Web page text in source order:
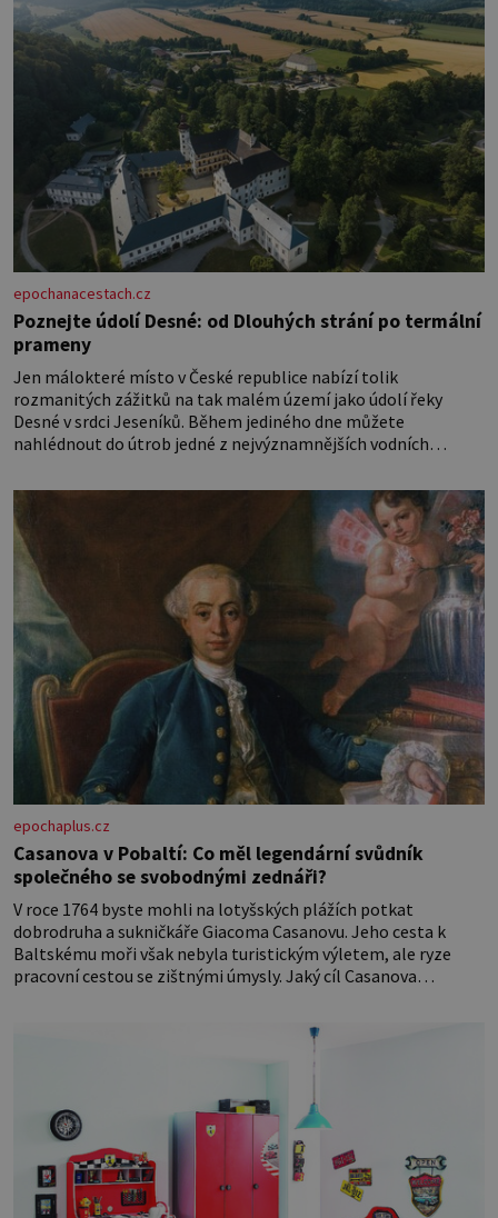
epochanacestach.cz
Poznejte údolí Desné: od Dlouhých strání po termální
prameny
Jen málokteré místo v České republice nabízí tolik
rozmanitých zážitků na tak malém území jako údolí řeky
Desné v srdci Jeseníků. Během jediného dne můžete
nahlédnout do útrob jedné z nejvýznamnějších vodních
koloběžce a den zakončit poznáváním památek ve Velkých
Losinách nebo v termálním
epochaplus.cz
Casanova v Pobaltí: Co měl legendární svůdník
společného se svobodnými zednáři?
V roce 1764 byste mohli na lotyšských plážích potkat
dobrodruha a sukničkáře Giacoma Casanovu. Jeho cesta k
Baltskému moři však nebyla turistickým výletem, ale ryze
pracovní cestou se zištnými úmysly. Jaký cíl Casanova
této oblasti žádným nováčkem, protože do zednářské